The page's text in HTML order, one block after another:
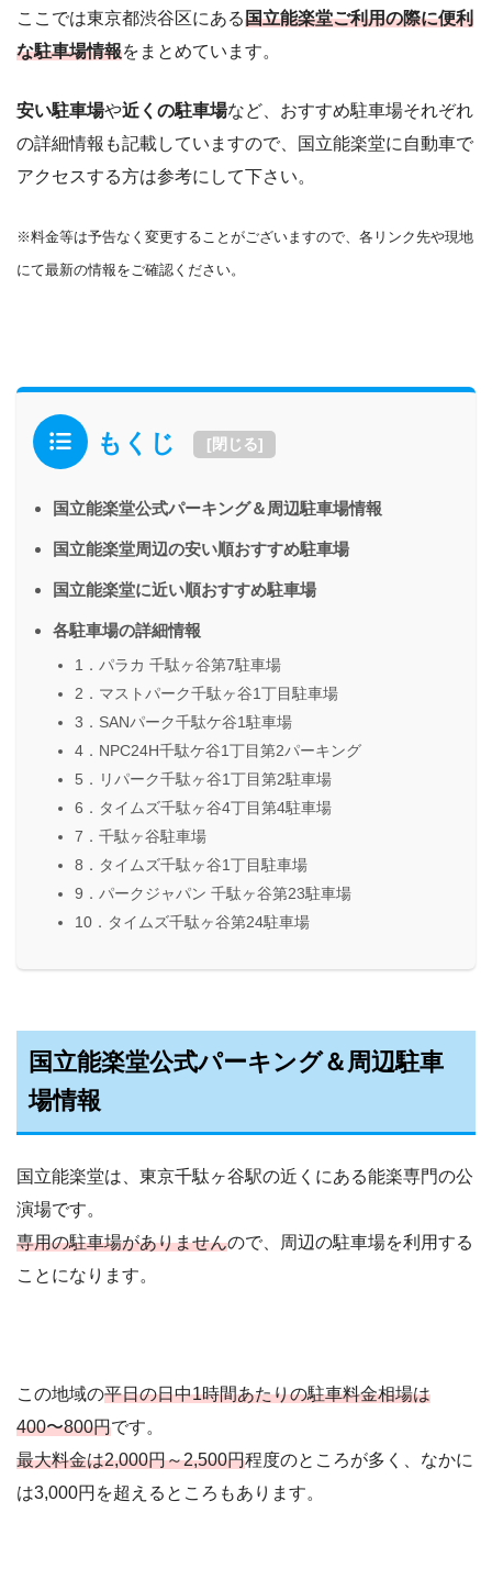
ここでは東京都渋谷区にある国立能楽堂ご利用の際に便利
な駐車場情報をまとめています。
安い駐車場や近くの駐車場など、おすすめ駐車場それぞれ
の詳細情報も記載していますので、国立能楽堂に自動車で
アクセスする方は参考にして下さい。
※料金等は予告なく変更することがございますので、各リンク先や現地
にて最新の情報をご確認ください。
もくじ [閉じる]
国立能楽堂公式パーキング＆周辺駐車場情報
国立能楽堂周辺の安い順おすすめ駐車場
国立能楽堂に近い順おすすめ駐車場
各駐車場の詳細情報
1．パラカ 千駄ヶ谷第7駐車場
2．マストパーク千駄ヶ谷1丁目駐車場
3．SANパーク千駄ケ谷1駐車場
4．NPC24H千駄ケ谷1丁目第2パーキング
5．リパーク千駄ヶ谷1丁目第2駐車場
6．タイムズ千駄ヶ谷4丁目第4駐車場
7．千駄ヶ谷駐車場
8．タイムズ千駄ヶ谷1丁目駐車場
9．パークジャパン 千駄ヶ谷第23駐車場
10．タイムズ千駄ヶ谷第24駐車場
国立能楽堂公式パーキング＆周辺駐車
場情報
国立能楽堂は、東京千駄ヶ谷駅の近くにある能楽専門の公
演場です。
専用の駐車場がありませんので、周辺の駐車場を利用する
ことになります。
この地域の平日の日中1時間あたりの駐車料金相場は
400〜800円です。
最大料金は2,000円～2,500円程度のところが多く、なかに
は3,000円を超えるところもあります。